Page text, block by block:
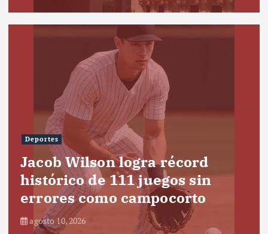
Deportes
Jacob Wilson logra récord
histórico de 111 juegos sin
errores como campocorto
agosto 10, 2026